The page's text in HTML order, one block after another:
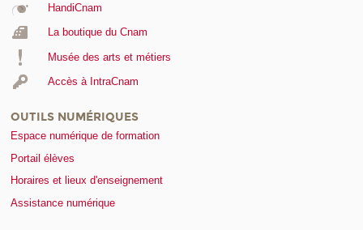
HandiCnam
La boutique du Cnam
Musée des arts et métiers
Accès à IntraCnam
OUTILS NUMÉRIQUES
Espace numérique de formation
Portail élèves
Horaires et lieux d'enseignement
Assistance numérique